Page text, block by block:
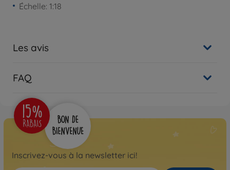
Échelle: 1:18
Les avis
FAQ
Inscrivez-vous à la newsletter ici!